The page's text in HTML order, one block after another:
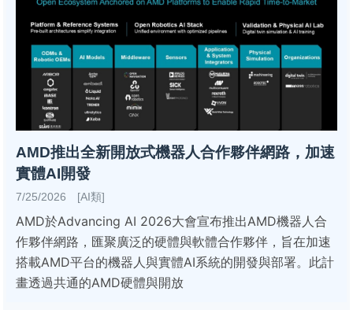
AMD推出全新開放式機器人合作夥伴網路，加速
實體AI開發
7/25/2026 [AI類]
AMD於Advancing AI 2026大會宣布推出AMD機器人合
作夥伴網路，匯聚廣泛的硬體與軟體合作夥伴，旨在加速
搭載AMD平台的機器人與實體AI系統的開發與部署。此計
畫透過共通的AMD硬體與開放